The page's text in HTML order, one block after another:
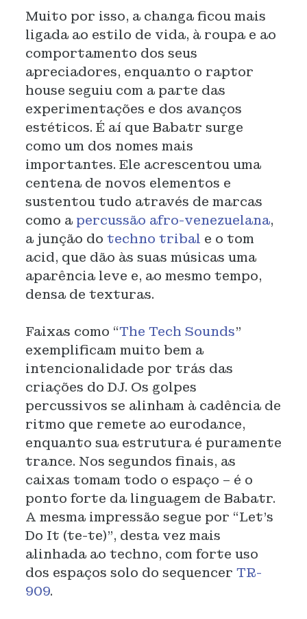
Muito por isso, a changa ficou mais
ligada ao estilo de vida, à roupa e ao
comportamento dos seus
apreciadores, enquanto o raptor
house seguiu com a parte das
experimentações e dos avanços
estéticos. É aí que Babatr surge
como um dos nomes mais
importantes. Ele acrescentou uma
centena de novos elementos e
sustentou tudo através de marcas
como a percussão afro-venezuelana,
a junção do techno tribal e o tom
acid, que dão às suas músicas uma
aparência leve e, ao mesmo tempo,
densa de texturas.
Faixas como “The Tech Sounds”
exemplificam muito bem a
intencionalidade por trás das
criações do DJ. Os golpes
percussivos se alinham à cadência de
ritmo que remete ao eurodance,
enquanto sua estrutura é puramente
trance. Nos segundos finais, as
caixas tomam todo o espaço – é o
ponto forte da linguagem de Babatr.
A mesma impressão segue por “Let’s
Do It (te-te)”, desta vez mais
alinhada ao techno, com forte uso
dos espaços solo do sequencer TR-
909.